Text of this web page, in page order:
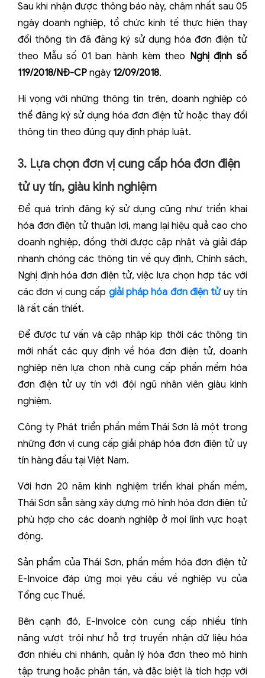
Sau khi nhận được thông báo này, chậm nhất sau 05
ngày doanh nghiệp, tổ chức kinh tế thực hiện thay
đổi thông tin đã đăng ký sử dụng hóa đơn điện tử
theo Mẫu số 01 ban hành kèm theo Nghị định số
119/2018/NĐ-CP ngày 12/09/2018.
Hi vọng với những thông tin trên, doanh nghiệp có
thể đăng ký sử dụng hóa đơn điện tử hoặc thay đổi
thông tin theo đúng quy định pháp luật.
3. Lựa chọn đơn vị cung cấp hóa đơn điện
tử uy tín, giàu kinh nghiệm
Để quá trình đăng ký sử dụng cũng như triển khai
hóa đơn điện tử thuận lợi, mang lại hiệu quả cao cho
doanh nghiệp, đồng thời được cập nhật và giải đáp
nhanh chóng các thông tin về quy định, Chính sách,
Nghị định hóa đơn điện tử, việc lựa chọn hợp tác với
các đơn vị cung cấp giải pháp hóa đơn điện tửuy tín
là rất cần thiết.
Để được tư vấn và cập nhập kịp thời các thông tin
mới nhất các quy định về hóa đơn điện tử, doanh
nghiệp nên lựa chọn nhà cung cấp phần mềm hóa
đơn điện tử uy tín với đội ngũ nhân viên giàu kinh
nghiệm.
Công ty Phát triển phần mềm Thái Sơn là một trong
những đơn vị cung cấp giải pháp hóa đơn điện tử uy
tín hàng đầu tại Việt Nam.
Với hơn 20 năm kinh nghiệm triển khai phần mềm,
Thái Sơn sẵn sàng xây dựng mô hình hóa đơn điện tử
phù hợp cho các doanh nghiệp ở mọi lĩnh vực hoạt
động.
Sản phẩm của Thái Sơn, phần mềm hóa đơn điện tử
E-Invoice đáp ứng mọi yêu cầu về nghiệp vụ của
Tổng cục Thuế.
Bên cạnh đó, E-Invoice còn cung cấp nhiều tính
năng vượt trội như hỗ trợ truyền nhận dữ liệu hóa
đơn nhiều chi nhánh, quản lý hóa đơn theo mô hình
tập trung hoặc phân tán, và đặc biệt là tích hợp với